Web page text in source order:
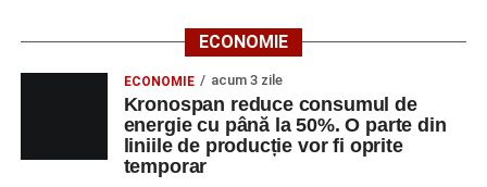
Ora 18.00– Activități recreative pentru copii, susținute de
trupele de teatru„Gepetto”și„Pied Piper”
Seară cu tradiții săsești, cu participarea:
Fanfarei din Petrești;
ECONOMIE
ECONOMIE acum 3 zile
Kronospan reduce consumul de
energie cu până la 50%. O parte din
liniile de producție vor fi oprite
temporar